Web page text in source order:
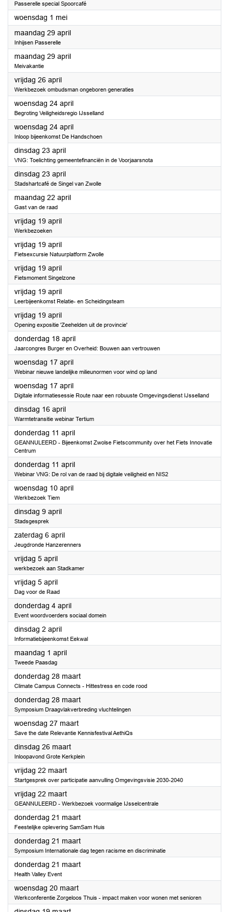
Passerelle special Spoorcafé
woensdag 1 mei2024
maandag 29 april2024
Inhijsen Passerelle
maandag 29 april2024
Meivakantie
vrijdag 26 april2024
Werkbezoek ombudsman ongeboren generaties
woensdag 24 april2024
Begroting Veiligheidsregio IJsselland
woensdag 24 april2024
Inloop bijeenkomst De Handschoen
dinsdag 23 april2024
VNG: Toelichting gemeentefinanciën in de Voorjaarsnota
dinsdag 23 april2024
Stadshartcafé de Singel van Zwolle
maandag 22 april2024
Gast van de raad
vrijdag 19 april2024
Werkbezoeken
vrijdag 19 april2024
Fietsexcursie Natuurplatform Zwolle
vrijdag 19 april2024
Fietsmoment Singelzone
vrijdag 19 april2024
Leerbijeenkomst Relatie- en Scheidingsteam
vrijdag 19 april2024
Opening expositie 'Zeehelden uit de provincie'
donderdag 18 april2024
Jaarcongres Burger en Overheid: Bouwen aan vertrouwen
woensdag 17 april2024
Webinar nieuwe landelijke milieunormen voor wind op land
woensdag 17 april2024
Digitale informatiesessie Route naar een robuuste Omgevingsdienst IJsselland
dinsdag 16 april2024
Warmtetransitie webinar Tertium
donderdag 11 april2024
GEANNULEERD - Bijeenkomst Zwolse Fietscommunity over het Fiets Innovatie
Centrum
donderdag 11 april2024
Webinar VNG: De rol van de raad bij digitale veiligheid en NIS2
woensdag 10 april2024
Werkbezoek Tiem
dinsdag 9 april2024
Stadsgesprek
zaterdag 6 april2024
Jeugdronde Hanzerenners
vrijdag 5 april2024
werkbezoek aan Stadkamer
vrijdag 5 april2024
Dag voor de Raad
donderdag 4 april2024
Event woordvoerders sociaal domein
dinsdag 2 april2024
Informatiebijeenkomst Eekwal
maandag 1 april2024
Tweede Paasdag
donderdag 28 maart2024
Climate Campus Connects - Hittestress en code rood
donderdag 28 maart2024
Symposium Draagvlakverbreding vluchtelingen
woensdag 27 maart2024
Save the date Relevantie Kennisfestival AethiQs
dinsdag 26 maart2024
Inloopavond Grote Kerkplein
vrijdag 22 maart2024
Startgesprek over participatie aanvulling Omgevingsvisie 2030-2040
vrijdag 22 maart2024
GEANNULEERD - Werkbezoek voormalige IJsselcentrale
donderdag 21 maart2024
Feestelijke oplevering SamSam Huis
donderdag 21 maart2024
Symposium Internationale dag tegen racisme en discriminatie
donderdag 21 maart2024
Health Valley Event
woensdag 20 maart2024
Werkconferentie Zorgeloos Thuis - impact maken voor wonen met senioren